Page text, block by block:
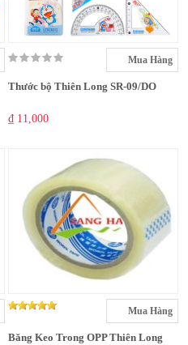
Mua Hàng
Thước bộ Thiên Long SR-09/DO
₫ 11,000
Mua Hàng
Băng Keo Trong OPP Thiên Long